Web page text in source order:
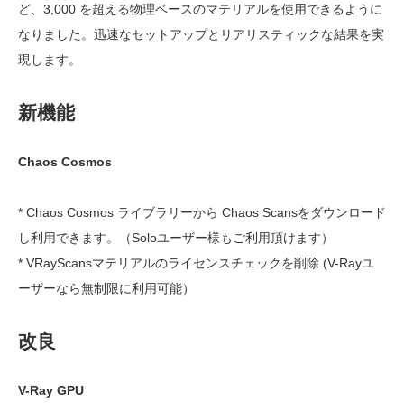
ど、3,000 を超える物理ベースのマテリアルを使用できるように
なりました。迅速なセットアップとリアリスティックな結果を実
現します。
新機能
Chaos Cosmos
* Chaos Cosmos ライブラリーから Chaos Scansをダウンロード
し利用できます。（Soloユーザー様もご利用頂けます）
* VRayScansマテリアルのライセンスチェックを削除 (V-Rayユ
ーザーなら無制限に利用可能）
改良
V-Ray GPU